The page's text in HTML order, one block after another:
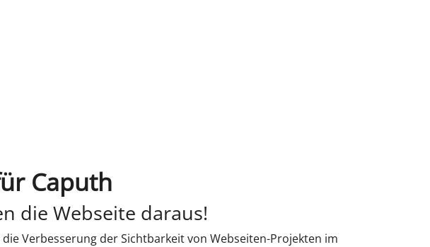
Caputh
die Webseite daraus!
Verbesserung der Sichtbarkeit von Webseiten-Projekten im